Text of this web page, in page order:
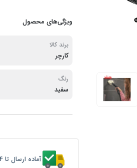
ویژگی‌های محصول
برند کالا
کارچر
رنگ
سفید
آماده ارسال تا 24 ساعت کاری